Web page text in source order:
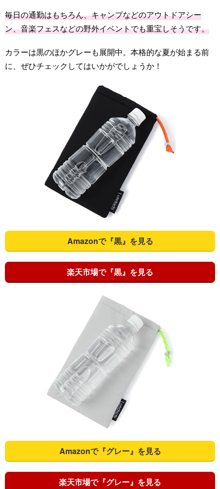
毎日の通勤はもちろん、キャンプなどのアウトドアシー
ン、音楽フェスなどの野外イベントでも重宝しそうです。
カラーは黒のほかグレーも展開中。本格的な夏が始まる前
に、ぜひチェックしてはいかがでしょうか！
Amazonで『黒』を見る
楽天市場で『黒』を見る
Amazonで『グレー』を見る
楽天市場で『グレー』を見る